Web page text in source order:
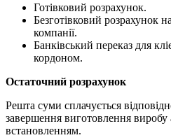
Готівковий розрахунок.
Безготівковий розрахунок
компанії.
Банківський переказ для
кордоном.
Остаточний розрахунок
Решта суми сплачується
завершення виготовлення виробу
встановленням.